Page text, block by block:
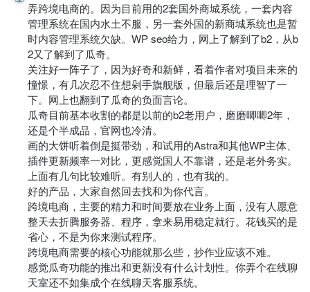
弄跨境电商的。因为目前用的2套国外商城系统，一套内容
管理系统在国内水土不服，另一套外国的新商城系统也是暂
时内容管理系统欠缺。WP seo给力，网上了解到了b2，从b
2又了解到了瓜奇。
关注好一阵子了，因为好奇和新鲜，看着作者对项目未来的
憧憬，有几次忍不住想剁手旗舰版，但最后还是理智了一
下。网上也翻到了瓜奇的负面言论。
瓜奇目前基本收割的都是以前的b2老用户，磨磨唧唧2年，
还是个半成品，官网也冷清。
画的大饼听着倒是挺带劲，和试用的Astra和其他WP主体、
插件更新频率一对比，更感觉国人不靠谱，还是老外务实。
上面有几句比较难听。有别人的，也有我的。
好的产品，大家自然回去找和为你代言。
跨境电商，主要的精力和时间要放在业务上面，没有人愿意
整天去折腾服务器、程序，拿来易用稳定就行。花钱买的是
省心，不是为你来测试程序。
跨境电商需要的核心功能就那么些，抄作业应该不难。
感觉瓜奇功能的推出和更新没有什么计划性。你弄个在线聊
天室还不如集成个在线聊天客服系统。